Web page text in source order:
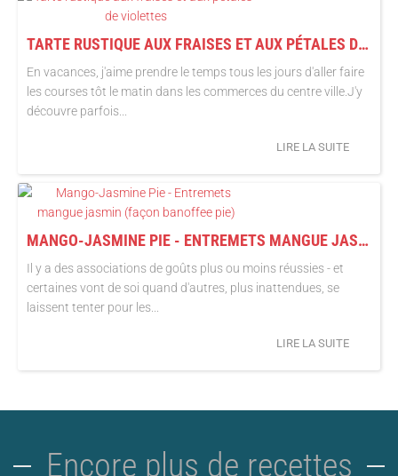
TARTE RUSTIQUE AUX FRAISES ET AUX PÉTALES DE VIOLETTES
En vacances, j'aime prendre le temps tous les jours d'aller faire
les courses tôt le matin dans les commerces du centre ville.J'y
découvre parfois...
LIRE LA SUITE
MANGO-JASMINE PIE - ENTREMETS MANGUE JASMIN (FAÇON BANOFFEE PIE)
Il y a des associations de goûts plus ou moins réussies - et
certaines vont de soi quand d'autres, plus inattendues, se
laissent tenter pour les...
LIRE LA SUITE
Encore plus de recettes